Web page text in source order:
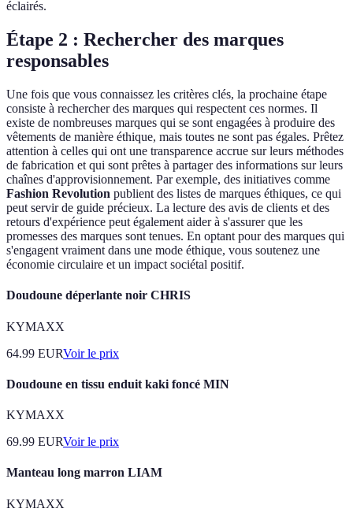
éclairés.
Étape 2 : Rechercher des marques
responsables
Une fois que vous connaissez les critères clés, la prochaine étape
consiste à rechercher des marques qui respectent ces normes. Il
existe de nombreuses marques qui se sont engagées à produire des
vêtements de manière éthique, mais toutes ne sont pas égales. Prêtez
attention à celles qui ont une transparence accrue sur leurs méthodes
de fabrication et qui sont prêtes à partager des informations sur leurs
chaînes d'approvisionnement. Par exemple, des initiatives comme
Fashion Revolution publient des listes de marques éthiques, ce qui
peut servir de guide précieux. La lecture des avis de clients et des
retours d'expérience peut également aider à s'assurer que les
promesses des marques sont tenues. En optant pour des marques qui
s'engagent vraiment dans une mode éthique, vous soutenez une
économie circulaire et un impact sociétal positif.
Doudoune déperlante noir CHRIS
KYMAXX
64.99 EURVoir le prix
Doudoune en tissu enduit kaki foncé MIN
KYMAXX
69.99 EURVoir le prix
Manteau long marron LIAM
KYMAXX